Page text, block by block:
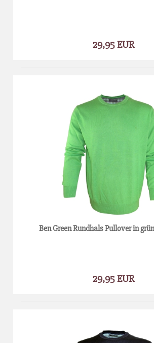
29,95 EUR
Ben Green Rundhals Pullover in
29,95 EUR